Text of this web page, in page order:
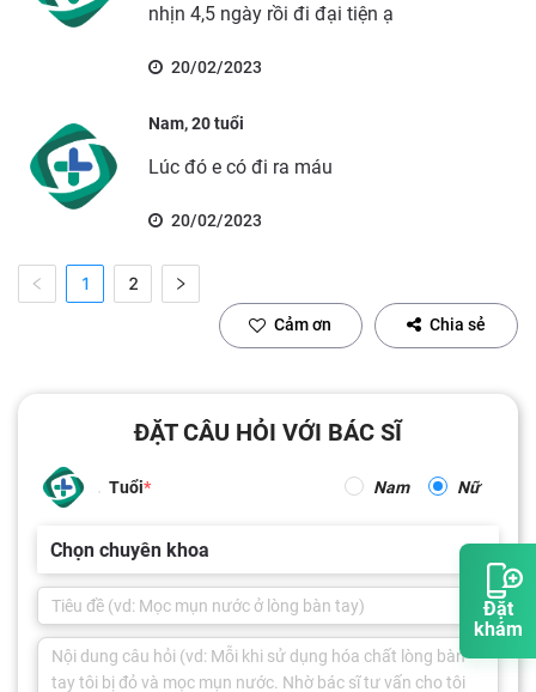
Đặt
khám
nhịn 4,5 ngày rồi đi đại tiện ạ
20/02/2023
Nam, 20 tuổi
Lúc đó e có đi ra máu
20/02/2023
1 2
Cảm ơn Chia sẻ
ĐẶT CÂU HỎI VỚI BÁC SĨ
Tuổi Nam Nữ
Chọn chuyên khoa